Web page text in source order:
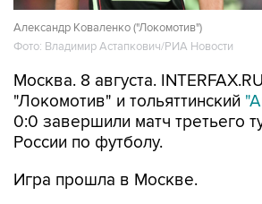
Александр Коваленко ("Локомотив")
Фото: Владимир Астапкович/РИА Новости
Москва. 8 августа.
"Локомотив" и тольяттинский
0:0 завершили матч третьего
России по футболу.
Игра прошла в Москве.